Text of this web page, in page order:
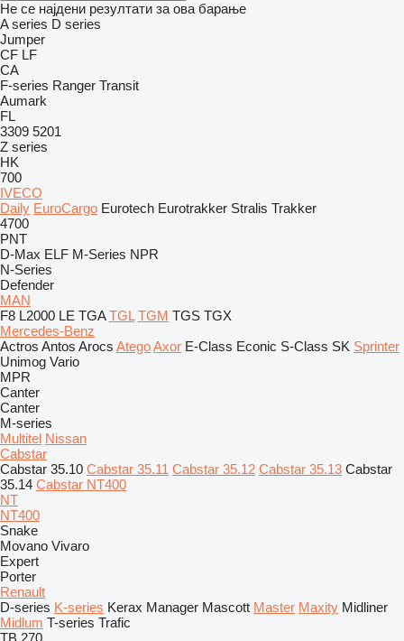
Не се најдени резултати за ова барање
A series D series
Jumper
CF LF
CA
F-series Ranger Transit
Aumark
FL
3309 5201
Z series
HK
700
IVECO
Daily EuroCargo Eurotech Eurotrakker Stralis Trakker
4700
PNT
D-Max ELF M-Series NPR
N-Series
Defender
MAN
F8 L2000 LE TGA TGL TGM TGS TGX
Mercedes-Benz
Actros Antos Arocs AtegoAxor E-Class Econic S-Class SK Sprinter
Unimog Vario
MPR
Canter
Canter
M-series
Multitel Nissan
Cabstar
Cabstar 35.10 Cabstar 35.11 Cabstar 35.12 Cabstar 35.13 Cabstar
35.14 Cabstar NT400
NT
NT400
Snake
Movano Vivaro
Expert
Porter
Renault
D-series K-series Kerax Manager Mascott Master Maxity Midliner
Midlum T-series Trafic
TB 270